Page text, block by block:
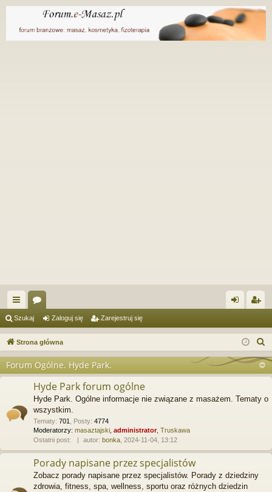
ię
ce
…
or
a og
si
ej
tru
Szukaj Zaloguj się Zarejestruj się
Strona główna
Forum Ogólne. Hyde Park.
Hyde Park forum ogólne
Hyde Park. Ogólne informacje nie związane z masażem. Tematy o
wszystkim.
Tematy: 701 Posty: 4774
Moderatorzy: masaztajski administrator, Truskawa
Ostatni post:
autor: bonka , 2024-11-04, 13:12
Porady napisane przez specjalistów
Zobacz porady napisane przez specjalistów. Porady z dziedziny
zdrowia, fitness, spa, wellness, sportu oraz różnych dziedzin